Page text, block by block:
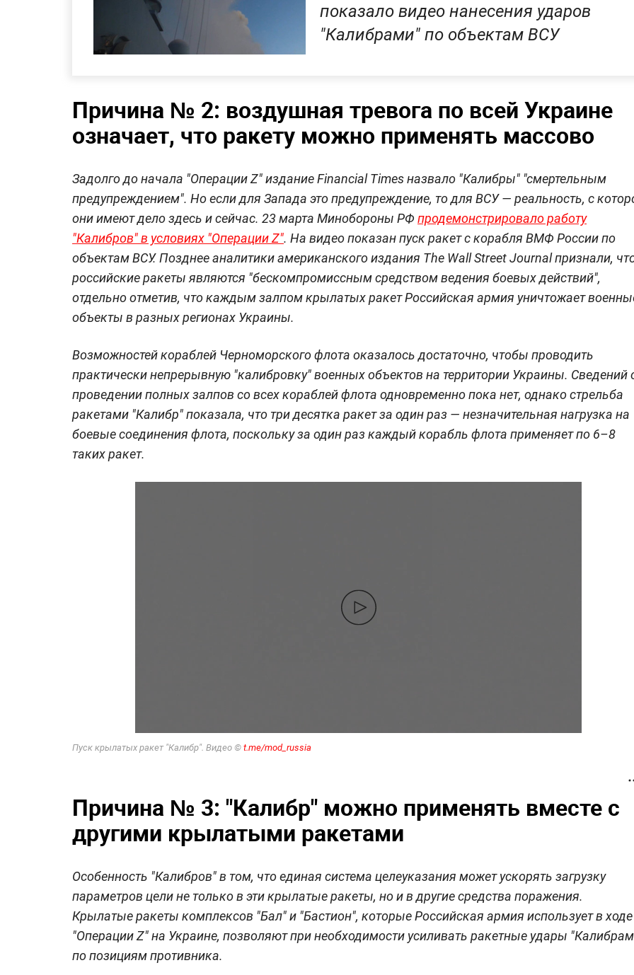
показало видео нанесения ударов
"Калибрами" по объектам ВСУ
Причина № 2: воздушная тревога по всей Украине
означает, что ракету можно применять массово
Задолго до начала "Операции Z" издание Financial Times назвало "Калибры" "смертельным
предупреждением". Но если для Запада это предупреждение, то для ВСУ — реальность, с
они имеют дело здесь и сейчас. 23 марта Минобороны РФ продемонстрировало работу
"Калибров" в условиях "Операции Z". На видео показан пуск ракет с корабля ВМФ России по
объектам ВСУ. Позднее аналитики американского издания The Wall Street Journal признали,
российские ракеты являются "бескомпромиссным средством ведения боевых действий",
отдельно отметив, что каждым залпом крылатых ракет Российская армия уничтожает
объекты в разных регионах Украины.
Возможностей кораблей Черноморского флота оказалось достаточно, чтобы проводить
практически непрерывную "калибровку" военных объектов на территории Украины. Сведений
проведении полных залпов со всех кораблей флота одновременно пока нет, однако стрельба
ракетами "Калибр" показала, что три десятка ракет за один раз — незначительная нагрузка на
боевые соединения флота, поскольку за один раз каждый корабль флота применяет по 6–8
таких ракет.
Пуск крылатых ракет "Калибр". Видео © t.me/mod_russia
Причина № 3: "Калибр" можно применять вместе с
другими крылатыми ракетами
Особенность "Калибров" в том, что единая система целеуказания может ускорять загрузку
параметров цели не только в эти крылатые ракеты, но и в другие средства поражения.
Крылатые ракеты комплексов "Бал" и "Бастион", которые Российская армия использует в ходе
"Операции Z" на Украине, позволяют при необходимости усиливать ракетные удары
по позициям противника.